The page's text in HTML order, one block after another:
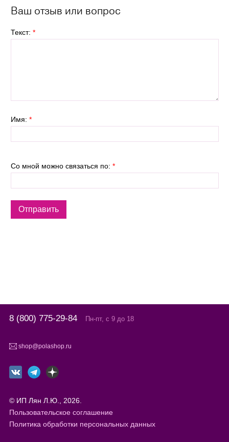
Ваш отзыв или вопрос
Текст: *
Имя: *
Со мной можно связаться по: *
8 (800) 775-29-84 Пн-пт, с 9 до 18
shop@polashop.ru
© ИП Лян Л.Ю., 2026.
Пользовательское соглашение
Политика обработки персональных данных